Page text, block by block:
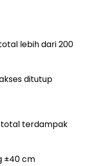
lebih dari 200
ditutup
total terdampak
±40 cm